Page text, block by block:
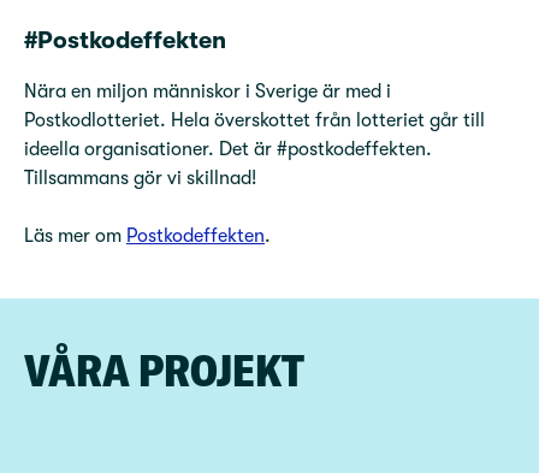
#Postkodeffekten
Nära en miljon människor i Sverige är med i
Postkodlotteriet. Hela överskottet från lotteriet går till
ideella organisationer. Det är #postkodeffekten.
Tillsammans gör vi skillnad!
Läs mer om Postkodeffekten.
VÅRA PROJEKT